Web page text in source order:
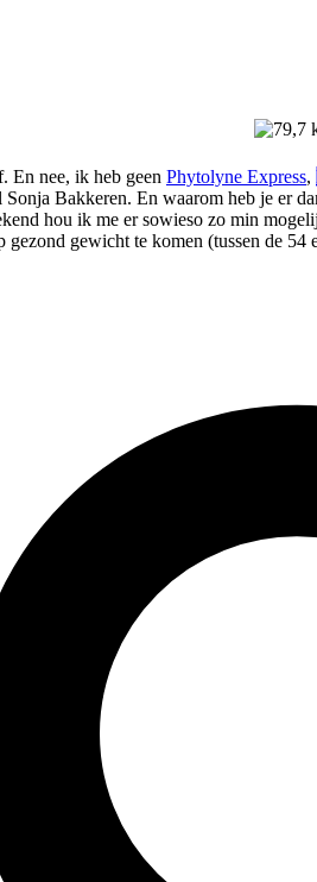
En nee, ik heb geen Phytolyne Express,
Bakkeren. En waarom heb je er
hou ik me er sowieso zo min
gewicht te komen (tussen de